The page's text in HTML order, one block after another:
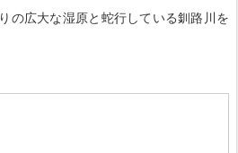
の広大な湿原と蛇行している釧路川を